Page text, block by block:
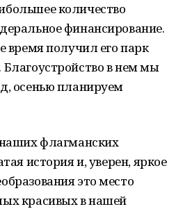
количество
финансирование.
время получил его парк
в нем мы
осенью планируем
флагманских
история и, уверен, яркое
это место
красивых в нашей